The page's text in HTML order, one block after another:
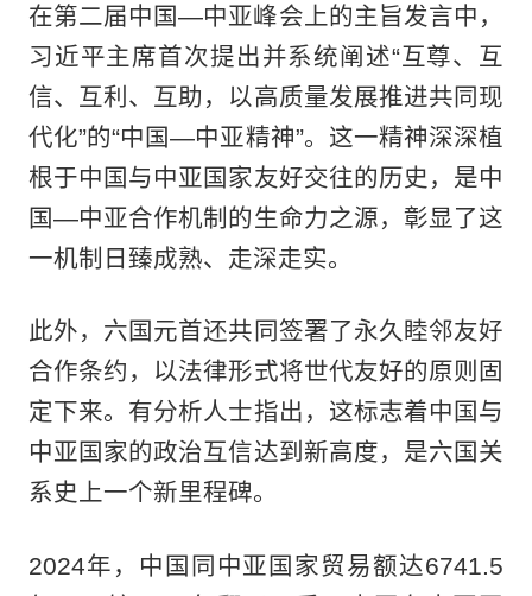
在第二届中国—中亚峰会上的主旨发言中，
习近平主席首次提出并系统阐述“互尊、互
信、互利、互助，以高质量发展推进共同现
代化”的“中国—中亚精神”。这一精神深深植
根于中国与中亚国家友好交往的历史，是中
国—中亚合作机制的生命力之源，彰显了这
一机制日臻成熟、走深走实。
此外，六国元首还共同签署了永久睦邻友好
合作条约，以法律形式将世代友好的原则固
定下来。有分析人士指出，这标志着中国与
中亚国家的政治互信达到新高度，是六国关
系史上一个新里程碑。
2024年，中国同中亚国家贸易额达6741.5